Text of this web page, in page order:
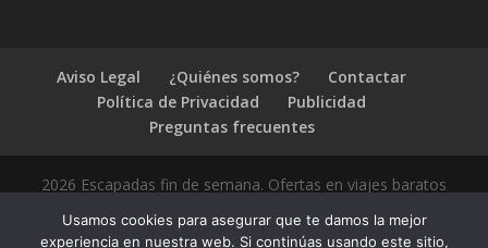
Aviso Legal ¿Quiénes somos?
Contactar
Política de Privacidad
Publicidad
Preguntas frecuentes
2026 Escapadas fin de semana. Ofertas en viajes baratos
Usamos cookies para asegurar que te damos la mejor
experiencia en nuestra web. Si continúas usando este sitio,